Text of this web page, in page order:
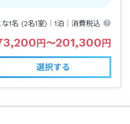
な1名 (2名1室)｜1泊 ｜消費税込
円〜201,300円
選択する